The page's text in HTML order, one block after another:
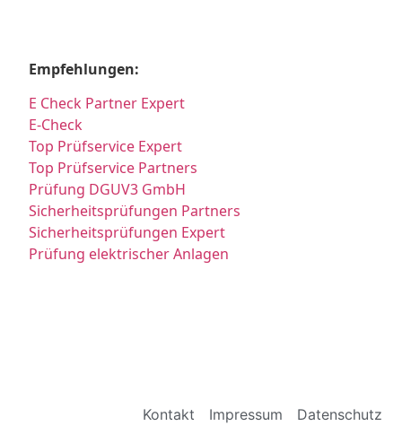
Empfehlungen:
E Check Partner Expert
E-Check
Top Prüfservice Expert
Top Prüfservice Partners
Prüfung DGUV3 GmbH
Sicherheitsprüfungen Partners
Sicherheitsprüfungen Expert
Prüfung elektrischer Anlagen
Kontakt Impressum Datenschutz